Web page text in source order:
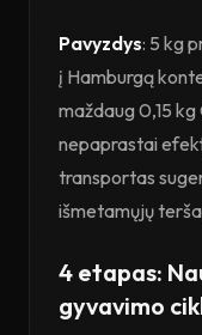
Pavyzdys: 5 kg
į Hamburgą
maždaug 0,15
nepaprastai
transportas
išmetamųjų
4 etapas:
gyvavimo